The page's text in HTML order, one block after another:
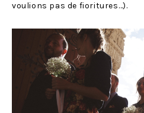
voulions pas de fioritures…).